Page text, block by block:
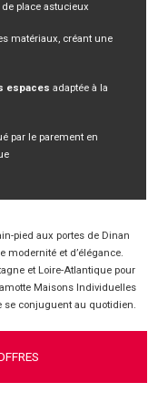
place astucieux
matériaux, créant une
espaces adaptée à la
par le parement en
pied aux portes de Dinan
modernité et d’élégance.
et Loire-Atlantique pour
Maisons Individuelles
se conjuguent au quotidien.